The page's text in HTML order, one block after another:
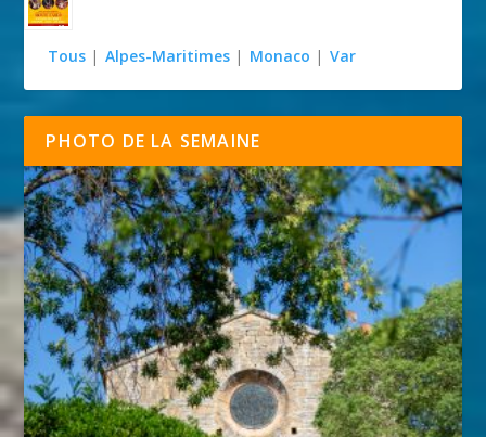
Tous | Alpes-Maritimes | Monaco | Var
PHOTO DE LA SEMAINE